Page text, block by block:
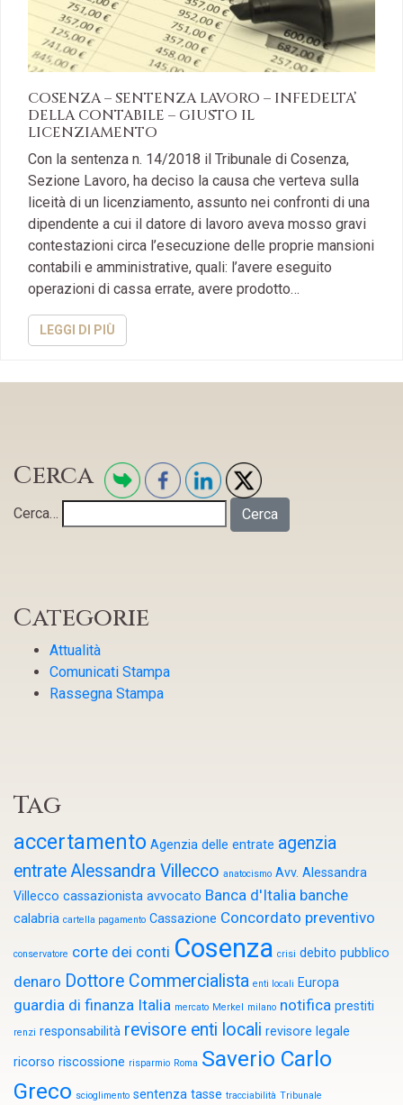
COSENZA – SENTENZA LAVORO – INFEDELTA’
DELLA CONTABILE – GIUSTO IL
LICENZIAMENTO
Con la sentenza n. 14/2018 il Tribunale di Cosenza,
Sezione Lavoro, ha deciso la causa che verteva sulla
liceità di un licenziamento, assunto nei confronti di una
dipendente a cui il datore di lavoro aveva mosso gravi
contestazioni circa l’esecuzione delle proprie mansioni
contabili e amministrative, quali: l’avere eseguito
operazioni di cassa errate, avere prodotto…
LEGGI DI PIÙ
Cerca
Cerca…
Categorie
Attualità
Comunicati Stampa
Rassegna Stampa
Tag
accertamento Agenzia delle entrate agenzia
entrateAlessandra Villecco anatocismo Avv. Alessandra
Villecco cassazionista avvocato Banca d'Italia banche
calabria cartella pagamento Cassazione Concordato preventivo
conservatore corte dei conti Cosenza crisi debito pubblico
denaro Dottore Commercialista enti locali Europa
guardia di finanza Italia mercato Merkel milano notifica prestiti
renzi responsabilità revisore enti locali revisore legale
ricorso riscossione risparmio Roma Saverio Carlo
Greco scioglimento sentenza tasse tracciabilità Tribunale